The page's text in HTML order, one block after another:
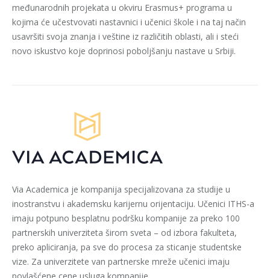
međunarodnih projekata u okviru Erasmus+ programa u
kojima će učestvovati nastavnici i učenici škole i na taj način
usavršiti svoja znanja i veštine iz različitih oblasti, ali i steći
novo iskustvo koje doprinosi poboljšanju nastave u Srbiji.
Via Academica je kompanija specijalizovana za studije u
inostranstvu i akademsku karijernu orijentaciju. Učenici ITHS-a
imaju potpuno besplatnu podršku kompanije za preko 100
partnerskih univerziteta širom sveta – od izbora fakulteta,
preko apliciranja, pa sve do procesa za sticanje studentske
vize. Za univerzitete van partnerske mreže učenici imaju